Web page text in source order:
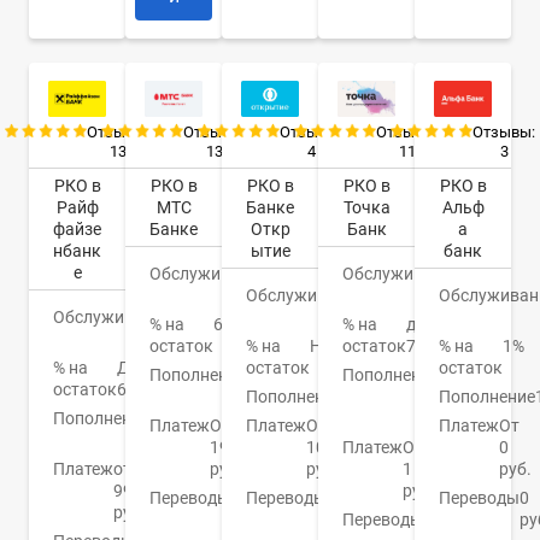
Отзывы:
13
РКО в
Райф
файзе
нбанк
е
Обслуживание0
руб.
% на
остаток
До
6%
Пополнение от 0
Платежот
99
руб.
Отзывы:
13
РКО в
МТС
Банке
Обслуживание0
руб.
% на
остаток
6,7%
Пополнение От
0%
ПлатежОт
19
руб.
Переводы
От
Отзывы:
4
РКО в
Банке
Откр
ытие
Обслуживание
руб.
% на
остаток
Нет
Пополнение
ПлатежОт
100
руб.
Переводы
0.4%
Отзывы:
11
РКО в
Точка
Банк
Обслуживание0
руб.
% на
остаток
до
7%
Пополнение От
50
руб.
ПлатежОт
1
руб.
Переводы
Отзывы:
3
РКО в
Альф
а
банк
% на
остаток
1%
Пополнение
ПлатежОт
0
руб.
Переводы0